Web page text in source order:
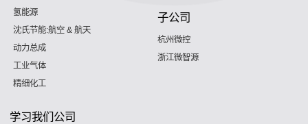
氢能源
沈氏节能:航空 & 航天
动力总成
工业气体
精细化工
子公司
杭州微控
浙江微智源
学习我们公司